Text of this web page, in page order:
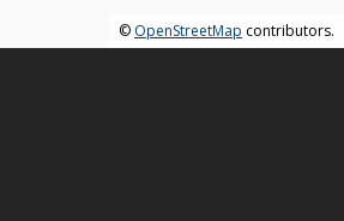
© OpenStreetMap contributors.